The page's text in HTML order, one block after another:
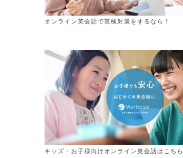
オンライン英会話で英検対策をするなら！
キッズ・お子様向けオンライン英会話はこちら